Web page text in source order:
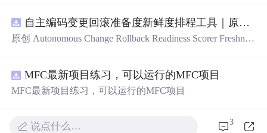
自主编码变更回滚准备度新鲜度排程工具｜原创源码+测试+离线报告
原创 Autonomous Change Rollback Readiness Scorer Freshnes
备度”的结果，按风险、变化速度、证据有效期和负责人安
排周期复核；本地网页、JSON/HTML/SVG报告、测试与
README、运行说明、MIT License及原创授权声明。适合
MFC最新项目练习，可以运行的MFC项目
MFC最新项目练习，可以运行的MFC项目
说点什么… 3